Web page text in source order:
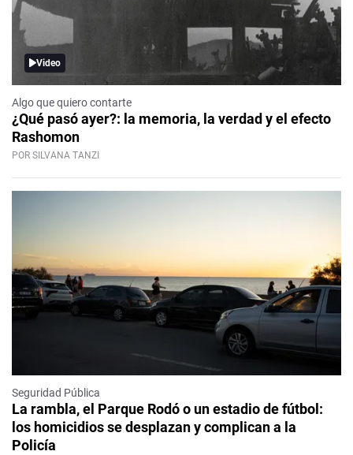
Video
Algo que quiero contarte
¿Qué pasó ayer?: la memoria, la verdad y el efecto
Rashomon
POR SILVANA TANZI
Seguridad Pública
La rambla, el Parque Rodó o un estadio de fútbol:
los homicidios se desplazan y complican a la
Policía